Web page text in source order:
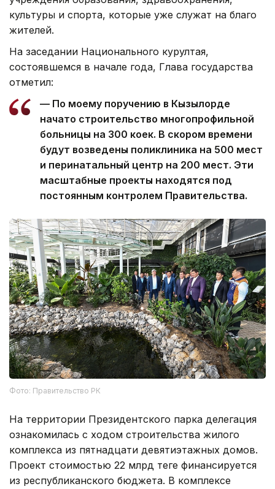
культуры и спорта, которые уже служат на благо
жителей.
На заседании Национального курултая,
состоявшемся в начале года, Глава государства
отметил:
— По моему поручению в Кызылорде
начато строительство многопрофильной
больницы на 300 коек. В скором времени
будут возведены поликлиника на 500 мест
и перинатальный центр на 200 мест. Эти
масштабные проекты находятся под
постоянным контролем Правительства.
Фото: Правительство РК
На территории Президентского парка делегация
ознакомилась с ходом строительства жилого
комплекса из пятнадцати девятиэтажных домов.
Проект стоимостью 22 млрд теңге финансируется
из республиканского бюджета. В комплексе